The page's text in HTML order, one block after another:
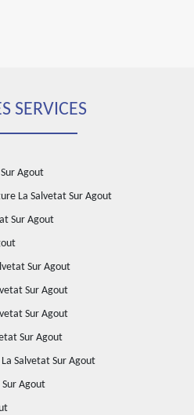
SERVICES
Agout
La Salvetat Sur Agout
Sur Agout
Sur Agout
Sur Agout
Sur Agout
Sur Agout
Salvetat Sur Agout
Agout